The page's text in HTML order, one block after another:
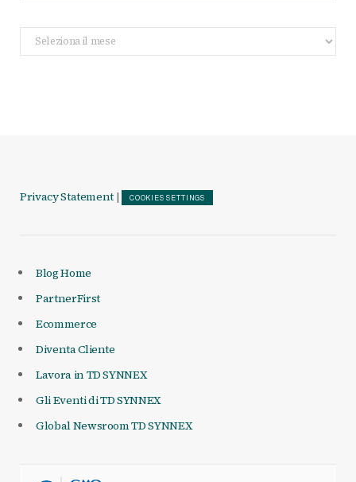
Archivio
Articoli
Privacy Statement | COOKIES SETTINGS
Blog Home
PartnerFirst
Ecommerce
Diventa Cliente
Lavora in TD SYNNEX
Gli Eventi di TD SYNNEX
Global Newsroom TD SYNNEX